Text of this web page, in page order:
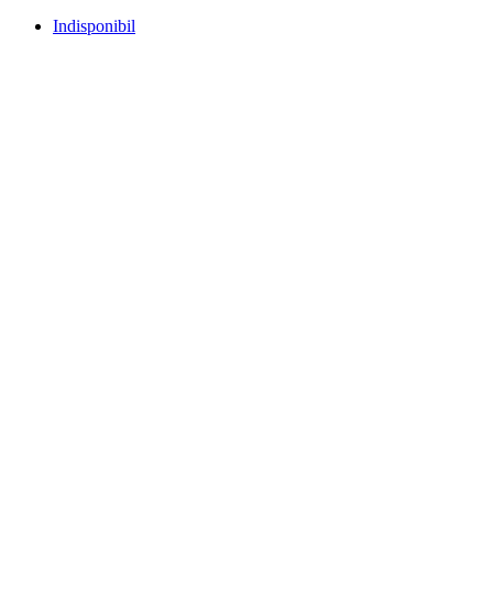
356 lei.
Indisponibil